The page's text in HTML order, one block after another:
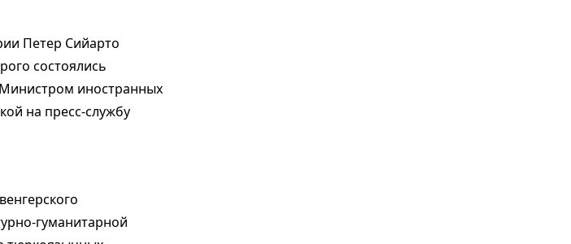
Петер Сийарто
состоялись
иностранных
на пресс-службу
гуманитарной